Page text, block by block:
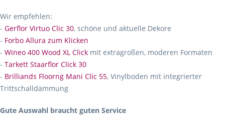
Wir empfehlen:
- Gerflor Virtuo Clic 30, schöne und aktuelle Dekore
- Forbo Allura zum Klicken
- Wineo 400 Wood XL Click mit extragroßen, moderen Formaten
- Tarkett Staarflor Click 30
- Brilliands Floorng Mani Clic 55, Vinylboden mit integrierter
Trittschalldämmung
Gute Auswahl braucht guten Service